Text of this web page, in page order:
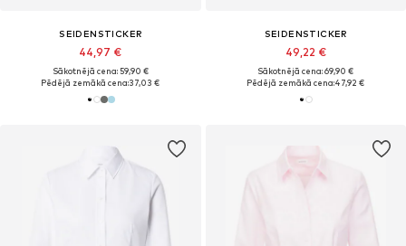
SEIDENSTICKER
44,97 €
Sākotnējā cena: 59,90 €
Pēdējā zemākā cena:37,03 €
SEIDENSTICKER
49,22 €
Sākotnējā cena: 69,90 €
Pēdējā zemākā cena:47,92 €